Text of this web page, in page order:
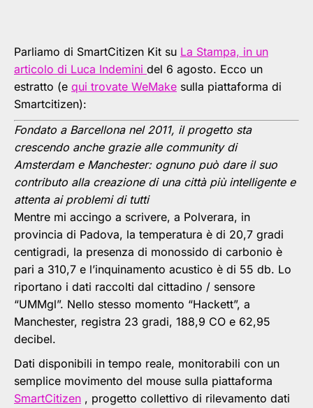
Parliamo di SmartCitizen Kit su La Stampa, in un
articolo di Luca Indemini del 6 agosto. Ecco un
estratto (e qui trovate WeMake sulla piattaforma di
Smartcitizen):
Fondato a Barcellona nel 2011, il progetto sta
crescendo anche grazie alle community di
Amsterdam e Manchester: ognuno può dare il suo
contributo alla creazione di una città più intelligente e
attenta ai problemi di tutti
Mentre mi accingo a scrivere, a Polverara, in
provincia di Padova, la temperatura è di 20,7 gradi
centigradi, la presenza di monossido di carbonio è
pari a 310,7 e l’inquinamento acustico è di 55 db. Lo
riportano i dati raccolti dal cittadino / sensore
“UMMgl”. Nello stesso momento “Hackett”, a
Manchester, registra 23 gradi, 188,9 CO e 62,95
decibel.
Dati disponibili in tempo reale, monitorabili con un
semplice movimento del mouse sulla piattaforma
SmartCitizen , progetto collettivo di rilevamento dati